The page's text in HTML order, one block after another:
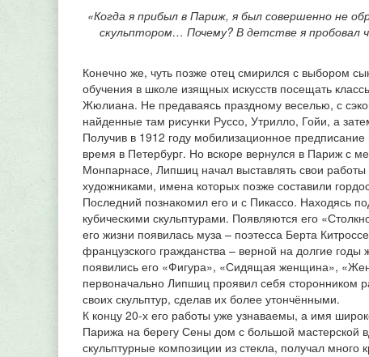
«Когда я прибыл в Париж, я был совершенно не
скульптором… Почему? В детстве я пробовал
Конечно же, чуть позже отец смирился с выбором
обучения в школе изящных искусств посещать
Жюлиана. Не предаваясь праздному веселью, с
найденные там рисунки Руссо, Утрилло, Гойи, а
Получив в 1912 году мобилизационное
время в Петербург. Но вскоре вернулся в Париж с
Монпарнасе, Липшиц начал выставлять свои
художниками, имена которых позже составили
Последний познакомил его и с Пикассо. Находясь
кубическими скульптурами. Появляются его
его жизни появилась муза – поэтесса Берта
французского гражданства – верной на долгие
появились его «Фигура», «Сидящая женщина»,
первоначально Липшиц проявил себя сторонником
своих скульптур, сделав их более утончёнными.
К концу 20-х его работы уже узнаваемы, а имя
Парижа на берегу Сены дом с большой мастерской
скульптурные композиции из стекла, получал